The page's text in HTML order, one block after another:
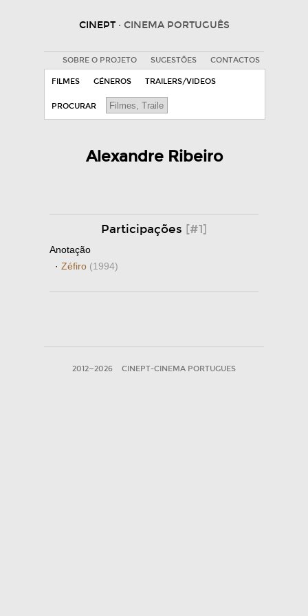
CINEPT · CINEMA PORTUGUÊS
SOBRE O PROJETO SUGESTÕES CONTACTOS
FILMES GÉNEROS TRAILERS/VIDEOS
PROCURAR
Alexandre Ribeiro
Participações [#1]
Anotação
· Zéfiro (1994)
2012—2026 CINEPT-CINEMA PORTUGUES